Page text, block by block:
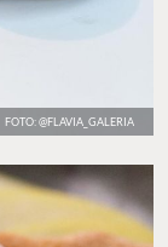
FOTO: @FLAVIA_GALERIA